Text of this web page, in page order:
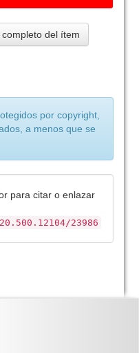
del ítem
por copyright,
a menos que se
para citar o enlazar
23986